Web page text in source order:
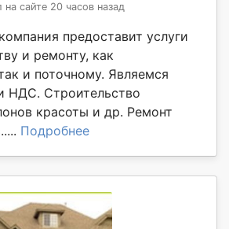
на сайте 20 часов назад
предоставит услуги
и ремонту, как
и поточному. Являемся
НДС. Строительство
красоты и др. Ремонт
Подробнее